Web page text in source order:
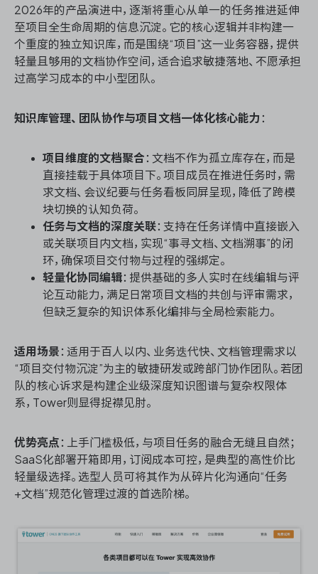
2026年的产品演进中，逐渐将重心从单一的任务推进延伸
至项目全生命周期的信息沉淀。它的核心逻辑并非构建一
个重度的独立知识库，而是围绕“项目”这一业务容器，提供
轻量且够用的文档协作空间，适合追求敏捷落地、不愿承担
过高学习成本的中小型团队。
知识库管理、团队协作与项目文档一体化核心能力 ：
项目维度的文档聚合 ：文档不作为孤立库存在，而是
直接挂载于具体项目下。项目成员在推进任务时，需
求文档、会议纪要与任务看板同屏呈现，降低了跨模
块切换的认知负荷。
任务与文档的深度关联：支持在任务详情中直接嵌入
或关联项目内文档，实现“事寻文档、文档溯事”的闭
环，确保项目交付物与过程的强绑定。
轻量化协同编辑：提供基础的多人实时在线编辑与评
论互动能力，满足日常项目文档的共创与评审需求，
但缺乏复杂的知识体系化编排与全局检索能力。
适用场景 ：适用于百人以内、业务迭代快、文档管理需求以
“项目交付物沉淀”为主的敏捷研发或跨部门协作团队。若团
队的核心诉求是构建企业级深度知识图谱与复杂权限体
系，Tower则显得捉襟见肘。
优势亮点 ：上手门槛极低，与项目任务的融合无缝且自然；
SaaS化部署开箱即用，订阅成本可控，是典型的高性价比
轻量级选择。选型人员可将其作为从碎片化沟通向“任务
+文档”规范化管理过渡的首选阶梯。